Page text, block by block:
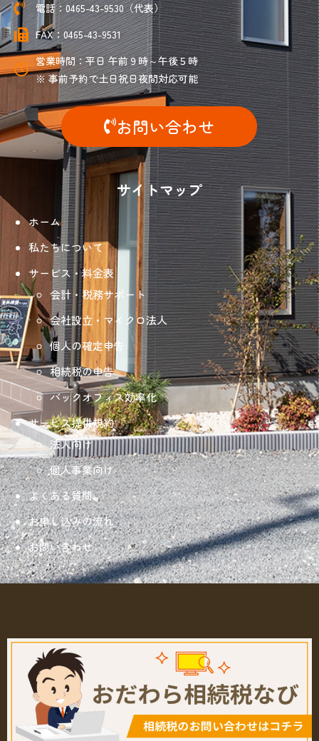
電話：0465-43-9530（代表）
FAX：0465-43-9531
営業時間：平日 午前９時～午後５時
※ 事前予約で土日祝日夜間対応可能
お問い合わせ
サイトマップ
ホーム
私たちについて
サービス・料金表
会計・税務サポート
会社設立・マイクロ法人
個人の確定申告
相続税の申告
バックオフィス効率化
サービス提供規約
法人向け
個人事業向け
よくある質問
お申し込みの流れ
お問い合わせ